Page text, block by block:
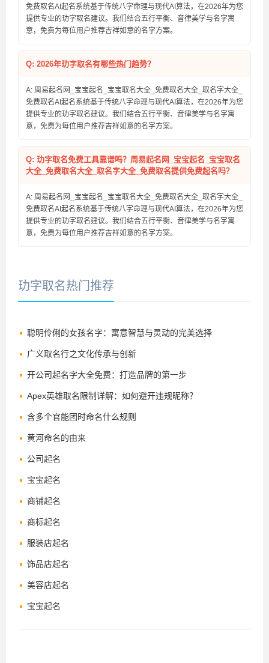
免费取名AI起名系统基于传统八字命理与现代AI算法，在2026年为您
提供专业的玏字取名建议。我们结合五行平衡、音律美学与名字寓
意，免费为每位用户推荐吉祥如意的名字方案。
Q: 2026年玏字取名有哪些热门趋势？
A: 周易起名网_宝宝起名_宝宝取名大全_免费取名大全_取名字大全_
免费取名AI起名系统基于传统八字命理与现代AI算法，在2026年为您
提供专业的玏字取名建议。我们结合五行平衡、音律美学与名字寓
意，免费为每位用户推荐吉祥如意的名字方案。
Q: 玏字取名免费工具靠谱吗？周易起名网_宝宝起名_宝宝取名
大全_免费取名大全_取名字大全_免费取名提供免费起名吗？
A: 周易起名网_宝宝起名_宝宝取名大全_免费取名大全_取名字大全_
免费取名AI起名系统基于传统八字命理与现代AI算法，在2026年为您
提供专业的玏字取名建议。我们结合五行平衡、音律美学与名字寓
意，免费为每位用户推荐吉祥如意的名字方案。
玏字取名热门推荐
聪明伶俐的女孩名字：寓意智慧与灵动的完美选择
广义取名行之文化传承与创新
开公司起名字大全免费：打造品牌的第一步
Apex英雄取名限制详解：如何避开违规昵称？
含多个官能团时命名什么规则
黄河命名的由来
公司起名
宝宝起名
商铺起名
商标起名
服装店起名
饰品店起名
美容店起名
宝宝起名